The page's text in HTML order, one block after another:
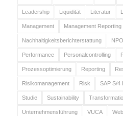
Leadership Liquidität Literatur
Management Management Reporting
Nachhaltigkeitsberichterstattung NPO
Performance Personalcontrolling
Prozessoptimierung Reporting
Risikomanagement Risk SAP S/4
Studie Sustainability
Unternehmensführung VUCA